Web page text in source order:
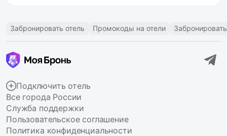
Забронировать отель Промокоды на отели
Подключить отель
Все города России
Служба поддержки
Пользовательское соглашение
Политика конфиденциальности